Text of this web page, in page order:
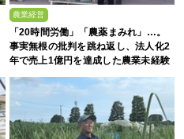
農業経営
「20時間労働」「農薬まみれ」…。
事実無根の批判を跳ね返し、法人化2
年で売上1億円を達成した農業未経験